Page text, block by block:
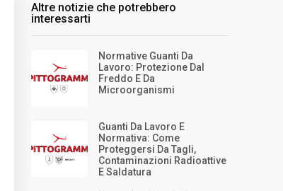
Altre notizie che potrebbero
interessarti
Normative Guanti Da
Lavoro: Protezione Dal
Freddo E Da
Microorganismi
Guanti Da Lavoro E
Normativa: Come
Proteggersi Da Tagli,
Contaminazioni Radioattive
E Saldatura